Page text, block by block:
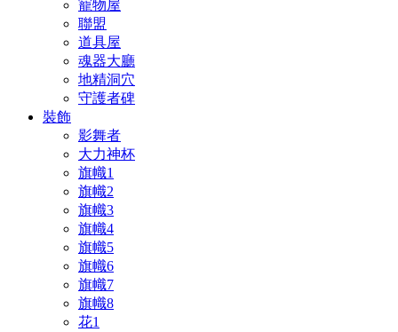
寵物屋
聯盟
道具屋
魂器大廳
地精洞穴
守護者碑
裝飾
影舞者
大力神杯
旗幟1
旗幟2
旗幟3
旗幟4
旗幟5
旗幟6
旗幟7
旗幟8
花1